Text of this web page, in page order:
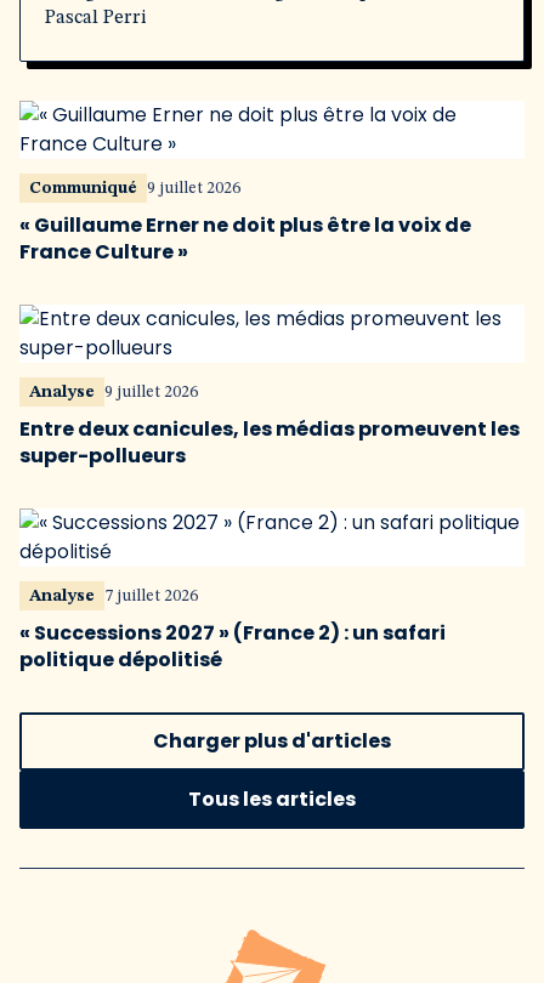
Pascal Perri
Communiqué 9 juillet 2026
« Guillaume Erner ne doit plus être la voix de
France Culture »
Analyse 9 juillet 2026
Entre deux canicules, les médias promeuvent les
super-pollueurs
Analyse 7 juillet 2026
« Successions 2027 » (France 2) : un safari
politique dépolitisé
Charger plus d'articles
Tous les articles